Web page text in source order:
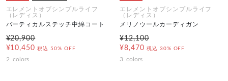
エレメントオブシンプルライフ
（レディス）
バーティカルステッチ中綿コート
¥20,900
¥10,450 税込 50% OFF
2 colors
エレメントオブシンプルライフ
（レディス）
メリノウールカーディガン
¥12,100
¥8,470 税込 30% OFF
3 colors